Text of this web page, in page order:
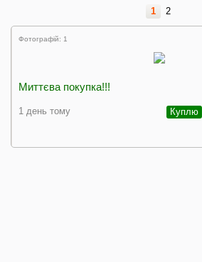
1 2
Фотографій: 1
Миттєва покупка!!!
1 день тому Куплю